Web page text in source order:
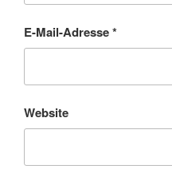
E-Mail-Adresse*
Website